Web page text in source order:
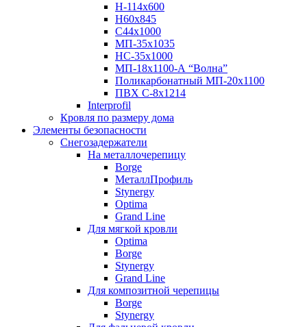
Н-114х600
Н60х845
С44х1000
МП-35х1035
НС-35х1000
МП-18х1100-А “Волна”
Поликарбонатный МП-20х1100
ПВХ С-8х1214
Interprofil
Кровля по размеру дома
Элементы безопасности
Снегозадержатели
На металлочерепицу
Borge
МеталлПрофиль
Stynergy
Optima
Grand Line
Для мягкой кровли
Optima
Borge
Stynergy
Grand Line
Для композитной черепицы
Borge
Stynergy